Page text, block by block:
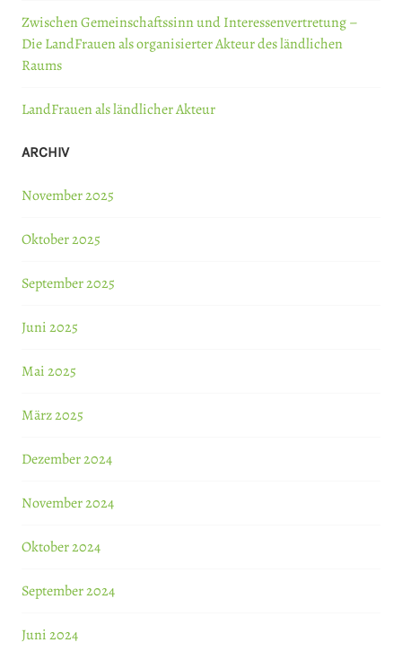
Zwischen Gemeinschaftssinn und Interessenvertretung –
Die LandFrauen als organisierter Akteur des ländlichen
Raums
LandFrauen als ländlicher Akteur
ARCHIV
November 2025
Oktober 2025
September 2025
Juni 2025
Mai 2025
März 2025
Dezember 2024
November 2024
Oktober 2024
September 2024
Juni 2024